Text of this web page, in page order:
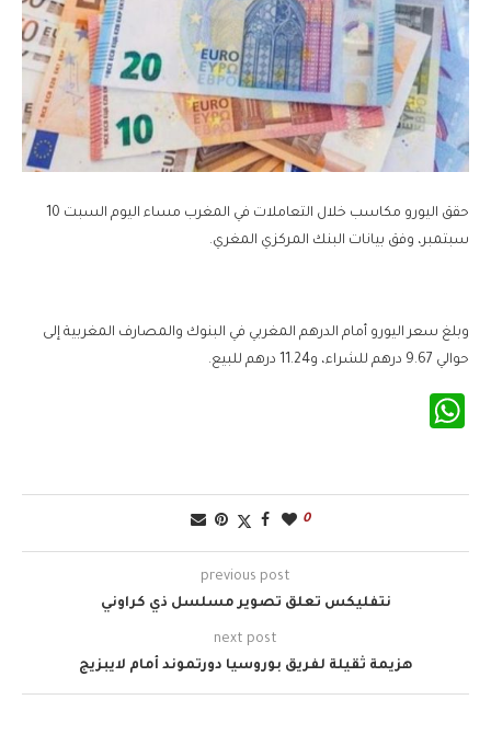
حقق اليورو مكاسب خلال التعاملات في المغرب مساء اليوم السبت 10
سبتمبر، وفق بيانات البنك المركزي المغري.
وبلغ سعر اليورو أمام الدرهم المغربي في البنوك والمصارف المغربية إلى
حوالي 9.67 درهم للشراء، و11.24 درهم للبيع.
0
previous post
نتفليكس تعلق تصوير مسلسل ذي كراوني
next post
هزيمة ثقيلة لفريق بوروسيا دورتموند أمام لايبزيج